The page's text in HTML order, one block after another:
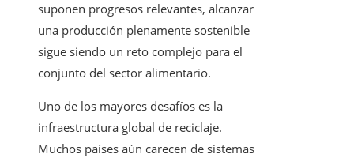
suponen progresos relevantes, alcanzar
una producción plenamente sostenible
sigue siendo un reto complejo para el
conjunto del sector alimentario.
Uno de los mayores desafíos es la
infraestructura global de reciclaje.
Muchos países aún carecen de sistemas